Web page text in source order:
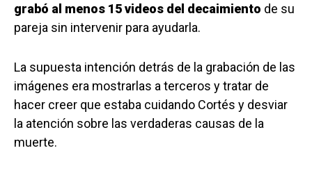
grabó al menos 15 videos del decaimiento de su
pareja sin intervenir para ayudarla.
La supuesta intención detrás de la grabación de las
imágenes era mostrarlas a terceros y tratar de
hacer creer que estaba cuidando Cortés y desviar
la atención sobre las verdaderas causas de la
muerte.